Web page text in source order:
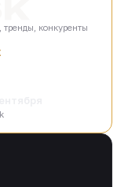
конкуренты